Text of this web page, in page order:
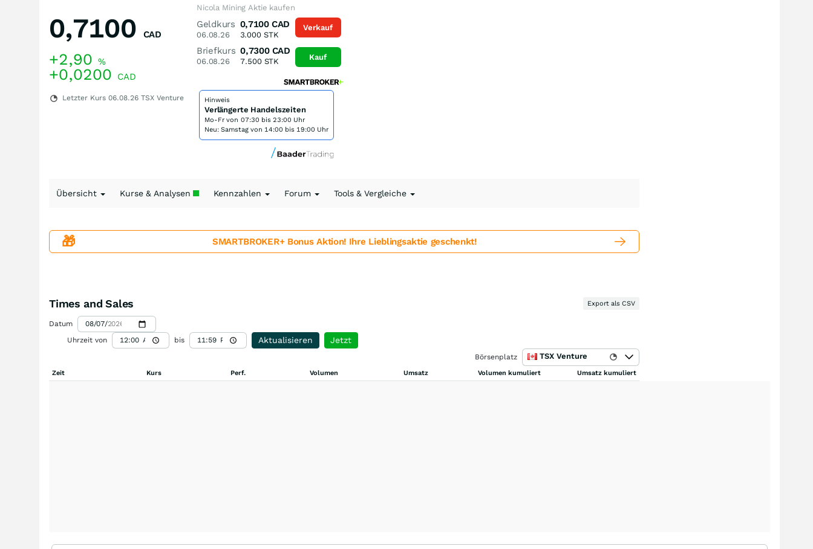
0,7100 CAD
+2,90 %
+0,0200 CAD
Letzter Kurs 06.08.26 TSX Venture
Nicola Mining Aktie kaufen
Geldkurs
06.08.26
0,7100 CAD
3.000STK
Briefkurs
06.08.26
0,7300 CAD
7.500STK
Verkauf
Kauf
Hinweis
Verlängerte Handelszeiten
Mo-Fr von 07:30 bis 23:00 Uhr
Neu: Samstag von 14:00 bis 19:00 Uhr
Übersicht Kurse & Analysen Kennzahlen Forum Tools & Vergleiche
🎁 SMARTBROKER+ Bonus Aktion! Ihre Lieblingsaktie geschenkt!
Times and Sales Export als CSV
Datum
Uhrzeit von
bis Aktualisieren Jetzt
Börsenplatz TSX Venture
Zeit Kurs Perf. Volumen Umsatz Volumen kumuliert Umsatz kumuliert